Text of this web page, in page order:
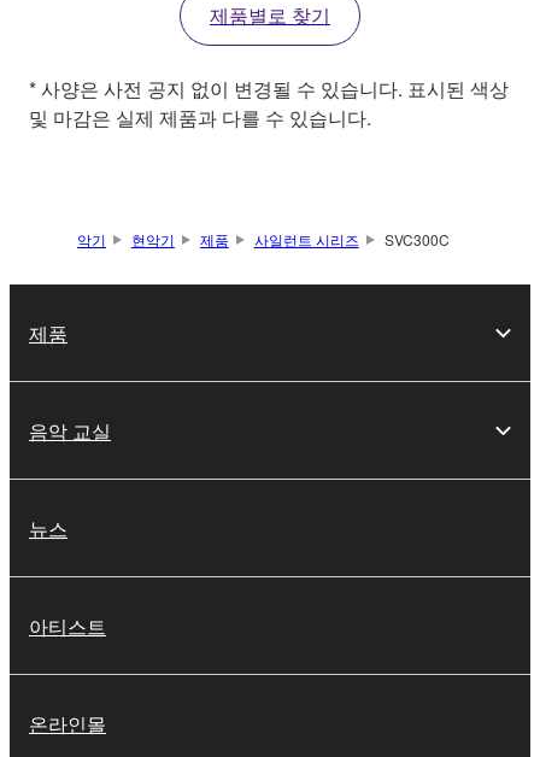
제품별로 찾기
* 사양은 사전 공지 없이 변경될 수 있습니다. 표시된 색상
및 마감은 실제 제품과 다를 수 있습니다.
악기 현악기 제품 사일런트 시리즈 SVC300C
제품
음악 교실
뉴스
아티스트
온라인몰